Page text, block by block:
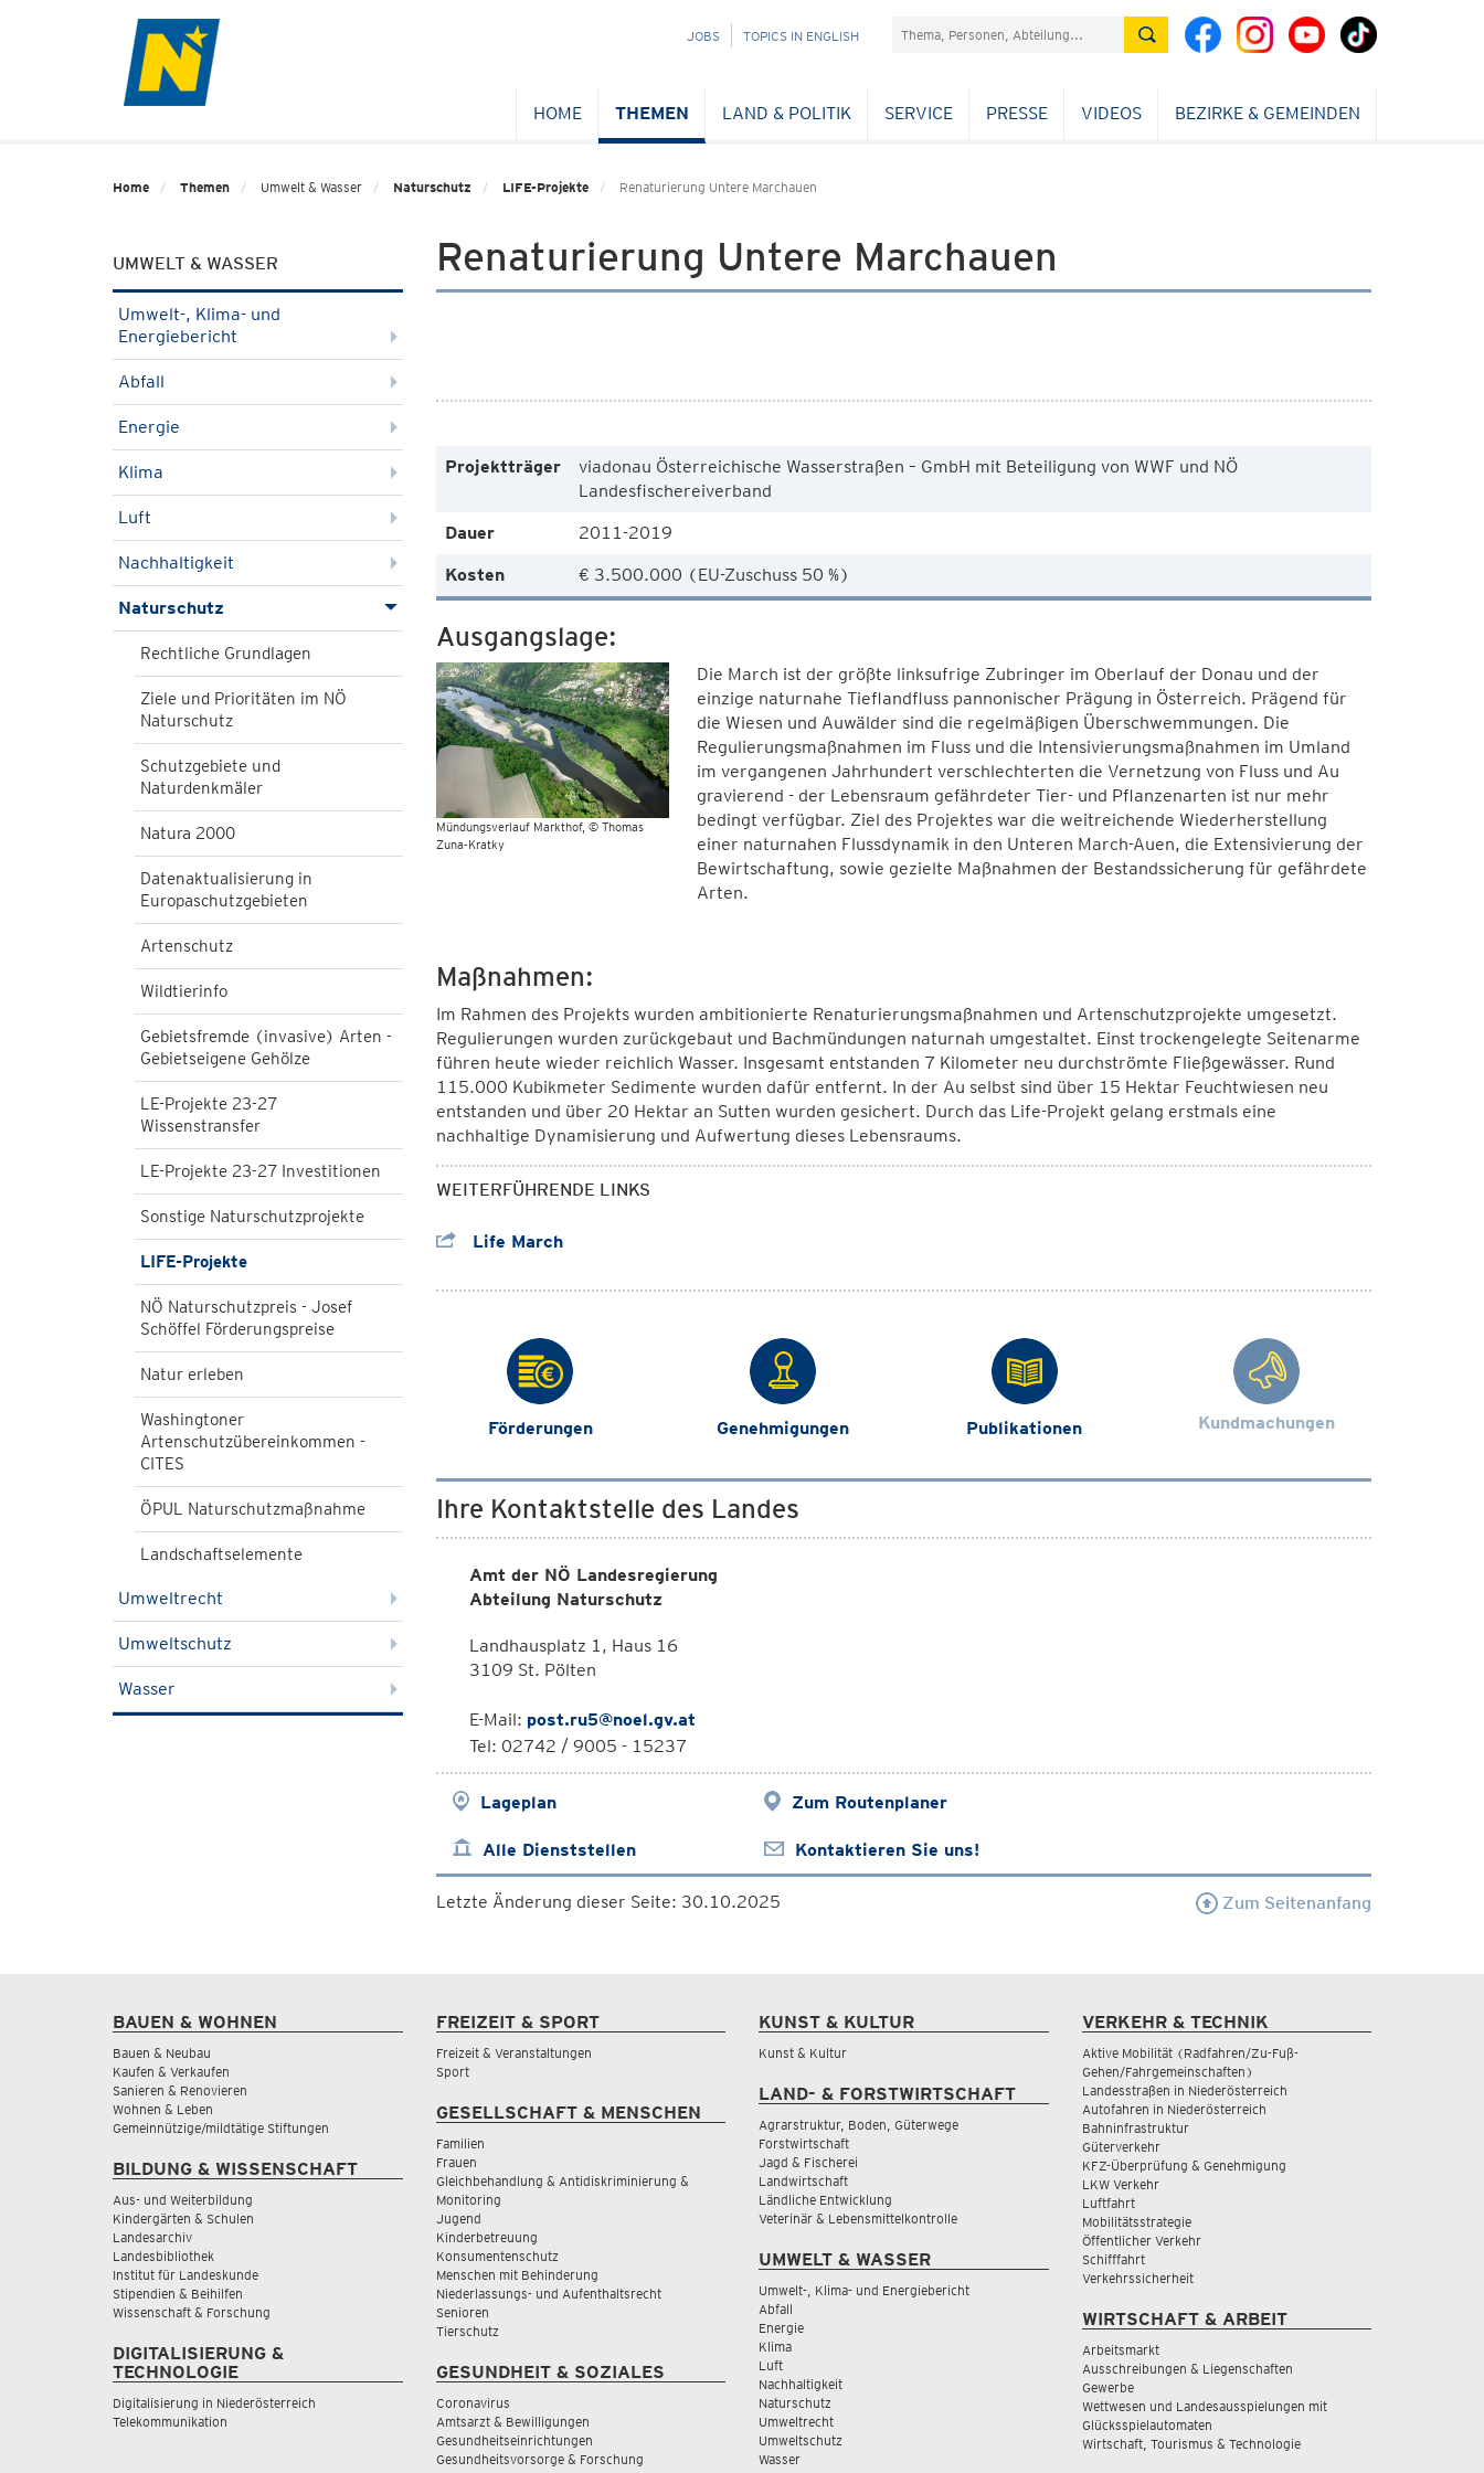
NAVIGATION
JOBS TOPICS IN ENGLISH Suchefeld
HOME THEMEN LAND & POLITIK SERVICE PRESSE VIDEOS BEZIRKE & GEMEINDEN
Home Themen Umwelt & Wasser Naturschutz LIFE-Projekte Renaturierung Untere Marchauen
UMWELT & WASSER
Umwelt-, Klima- und
Energiebericht
Abfall
Energie
Klima
Luft
Nachhaltigkeit
Naturschutz
Rechtliche Grundlagen
Ziele und Prioritäten im NÖ
Naturschutz
Schutzgebiete und
Naturdenkmäler
Natura 2000
Datenaktualisierung in
Europaschutzgebieten
Artenschutz
Wildtierinfo
Gebietsfremde (invasive) Arten -
Gebietseigene Gehölze
LE-Projekte 23-27
Wissenstransfer
LE-Projekte 23-27 Investitionen
Sonstige Naturschutzprojekte
LIFE-Projekte
NÖ Naturschutzpreis - Josef
Schöffel Förderungspreise
Natur erleben
Washingtoner
Artenschutzübereinkommen -
CITES
ÖPUL Naturschutzmaßnahme
Landschaftselemente
Umweltrecht
Umweltschutz
Wasser
Renaturierung Untere Marchauen
Projektträger
viadonau Österreichische Wasserstraßen – GmbH mit Beteiligung von WWF und NÖ
Landesfischereiverband
Dauer
2011-2019
Kosten
€ 3.500.000 (EU-Zuschuss 50 %)
Ausgangslage:
Mündungsverlauf Markthof © Thomas
Zuna-Kratky
Die March ist der größte linksufrige Zubringer im Oberlauf der Donau und der
einzige naturnahe Tieflandfluss pannonischer Prägung in Österreich. Prägend für
die Wiesen und Auwälder sind die regelmäßigen Überschwemmungen. Die
Regulierungsmaßnahmen im Fluss und die Intensivierungsmaßnahmen im Umland
im vergangenen Jahrhundert verschlechterten die Vernetzung von Fluss und Au
gravierend - der Lebensraum gefährdeter Tier- und Pflanzenarten ist nur mehr
bedingt verfügbar. Ziel des Projektes war die weitreichende Wiederherstellung
einer naturnahen Flussdynamik in den Unteren March-Auen, die Extensivierung der
Bewirtschaftung, sowie gezielte Maßnahmen der Bestandssicherung für gefährdete
Arten.
Maßnahmen:
Im Rahmen des Projekts wurden ambitionierte Renaturierungsmaßnahmen und Artenschutzprojekte umgesetzt.
Regulierungen wurden zurückgebaut und Bachmündungen naturnah umgestaltet. Einst trockengelegte Seitenarme
führen heute wieder reichlich Wasser. Insgesamt entstanden 7 Kilometer neu durchströmte Fließgewässer. Rund
115.000 Kubikmeter Sedimente wurden dafür entfernt. In der Au selbst sind über 15 Hektar Feuchtwiesen neu
entstanden und über 20 Hektar an Sutten wurden gesichert. Durch das Life-Projekt gelang erstmals eine
nachhaltige Dynamisierung und Aufwertung dieses Lebensraums.
WEITERFÜHRENDE LINKS
Life March
Förderungen Genehmigungen Publikationen Kundmachungen
Ihre Kontaktstelle des Landes
Amt der NÖ Landesregierung
Abteilung Naturschutz
Landhausplatz 1, Haus 16
3109 St. Pölten
E-Mail: post.ru5@noel.gv.at
Tel: 02742 / 9005 - 15237
Lageplan Zum Routenplaner
Alle Dienststellen Kontaktieren Sie uns!
Letzte Änderung dieser Seite: 30.10.2025 Zum Seitenanfang
BAUEN & WOHNEN
Bauen & Neubau
Kaufen & Verkaufen
Sanieren & Renovieren
Wohnen & Leben
Gemeinnützige/mildtätige Stiftungen
BILDUNG & WISSENSCHAFT
Aus- und Weiterbildung
Kindergärten & Schulen
Landesarchiv
Landesbibliothek
Institut für Landeskunde
Stipendien & Beihilfen
Wissenschaft & Forschung
DIGITALISIERUNG &
TECHNOLOGIE
Digitalisierung in Niederösterreich
Telekommunikation
FREIZEIT & SPORT
Freizeit & Veranstaltungen
Sport
GESELLSCHAFT & MENSCHEN
Familien
Frauen
Gleichbehandlung & Antidiskriminierung &
Monitoring
Jugend
Kinderbetreuung
Konsumentenschutz
Menschen mit Behinderung
Niederlassungs- und Aufenthaltsrecht
Senioren
Tierschutz
GESUNDHEIT & SOZIALES
Coronavirus
Amtsarzt & Bewilligungen
Gesundheitseinrichtungen
Gesundheitsvorsorge & Forschung
KUNST & KULTUR
Kunst & Kultur
LAND- & FORSTWIRTSCHAFT
Agrarstruktur, Boden, Güterwege
Forstwirtschaft
Jagd & Fischerei
Landwirtschaft
Ländliche Entwicklung
Veterinär & Lebensmittelkontrolle
UMWELT & WASSER
Umwelt-, Klima- und Energiebericht
Abfall
Energie
Klima
Luft
Nachhaltigkeit
Naturschutz
Umweltrecht
Umweltschutz
Wasser
VERKEHR & TECHNIK
Aktive Mobilität (Radfahren/Zu-Fuß-
Gehen/Fahrgemeinschaften)
Landesstraßen in Niederösterreich
Autofahren in Niederösterreich
Bahninfrastruktur
Güterverkehr
KFZ-Überprüfung & Genehmigung
LKW Verkehr
Luftfahrt
Mobilitätsstrategie
Öffentlicher Verkehr
Schifffahrt
Verkehrssicherheit
WIRTSCHAFT & ARBEIT
Arbeitsmarkt
Ausschreibungen & Liegenschaften
Gewerbe
Wettwesen und Landesausspielungen mit
Glücksspielautomaten
Wirtschaft, Tourismus & Technologie